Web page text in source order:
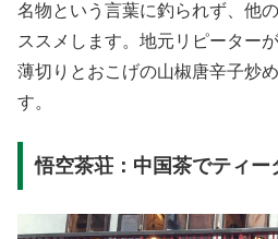
名物という言葉に釣られず、他
ススメします。地元リピーター
薄切りとおこげの山椒唐辛子炒
す。
悟空茶荘：中国茶でティー